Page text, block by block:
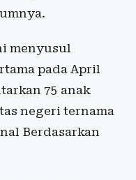
menyusul
pada April
75 anak
negeri ternama
Berdasarkan